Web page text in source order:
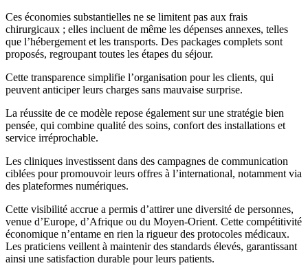
Ces économies substantielles ne se limitent pas aux frais
chirurgicaux ; elles incluent de même les dépenses annexes, telles
que l’hébergement et les transports. Des packages complets sont
proposés, regroupant toutes les étapes du séjour.
Cette transparence simplifie l’organisation pour les clients, qui
peuvent anticiper leurs charges sans mauvaise surprise.
La réussite de ce modèle repose également sur une stratégie bien
pensée, qui combine qualité des soins, confort des installations et
service irréprochable.
Les cliniques investissent dans des campagnes de communication
ciblées pour promouvoir leurs offres à l’international, notamment via
des plateformes numériques.
Cette visibilité accrue a permis d’attirer une diversité de personnes,
venue d’Europe, d’Afrique ou du Moyen-Orient. Cette compétitivité
économique n’entame en rien la rigueur des protocoles médicaux.
Les praticiens veillent à maintenir des standards élevés, garantissant
ainsi une satisfaction durable pour leurs patients.